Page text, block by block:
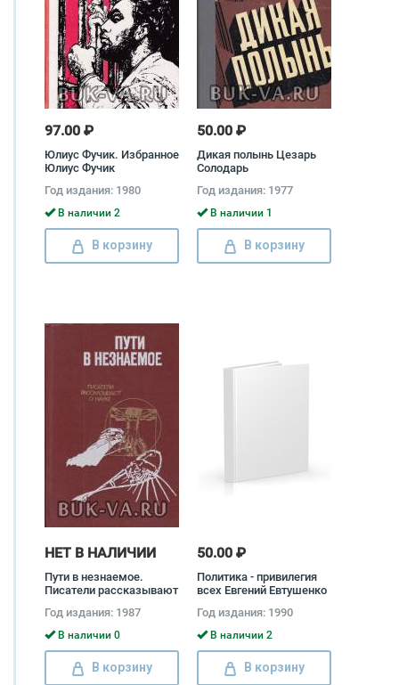
97.00 ₽
Юлиус Фучик. Избранное
Юлиус Фучик
Год издания: 1980
В наличии 2
В корзину
50.00 ₽
Дикая полынь Цезарь
Солодарь
Год издания: 1977
В наличии 1
В корзину
НЕТ В НАЛИЧИИ
Пути в незнаемое.
Писатели рассказывают
Год издания: 1987
В наличии 0
В корзину
50.00 ₽
Политика - привилегия
всех Евгений Евтушенко
Год издания: 1990
В наличии 2
В корзину